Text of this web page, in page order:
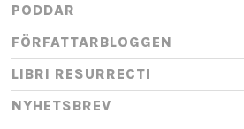
PODDAR
FÖRFATTARBLOGGEN
LIBRI RESURRECTI
NYHETSBREV